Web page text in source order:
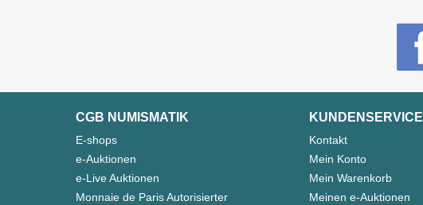
CGB NUMISMATIK
E-shops
e-Auktionen
e-Live Auktionen
Monnaie de Paris Autorisierter
KUNDENSERVICE
Kontakt
Mein Konto
Mein Warenkorb
Meinen e-Auktionen